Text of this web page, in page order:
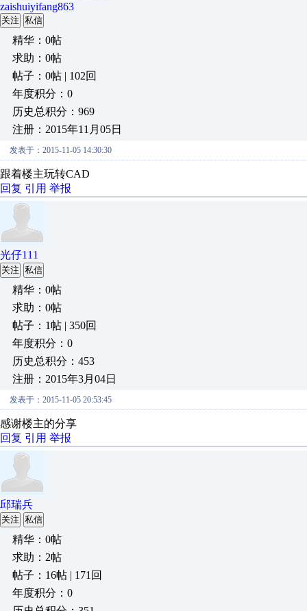
zaishuiyifang863
关注 私信
精华：0帖
求助：0帖
帖子：0帖 | 102回
年度积分：0
历史总积分：969
注册：2015年11月05日
发表于：2015-11-05 14:30:30
跟着楼主玩转CAD
回复 引用 举报
光仔111
关注 私信
精华：0帖
求助：0帖
帖子：1帖 | 350回
年度积分：0
历史总积分：453
注册：2015年3月04日
发表于：2015-11-05 20:53:45
感谢楼主的分享
回复 引用 举报
邱瑞兵
关注 私信
精华：0帖
求助：2帖
帖子：16帖 | 171回
年度积分：0